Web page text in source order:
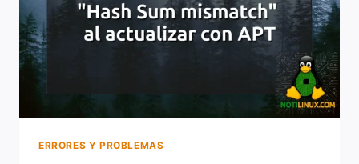
MINT
Y
DERIVADOS
ERRORES Y PROBLEMAS